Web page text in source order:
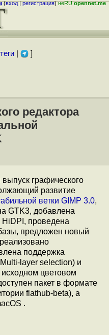
(вход|регистрация)неRUopennet.me
теги| ]
редактора
графического
развитие
ветки GIMP 3.0,
GTK3, добавлена
проведена
предложен новый
поддержка
layer selection) и
цветовом
пакет в формате
flathub-beta), а
.